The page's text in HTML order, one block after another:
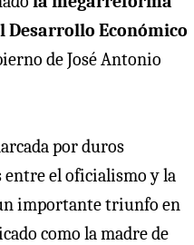
Desarrollo Económico
de José Antonio
por duros
el oficialismo y la
importante triunfo en
como la madre de